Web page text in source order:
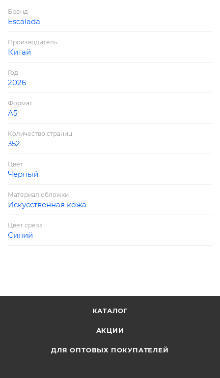
пантоном; закладка/-и: два ляссе; каптал: есть;
форзац: печать пантоном; персонализация
возможна: да; индивидуальная упаковка:
промостикер + ПЭТ-пакет)
Бренд
Escalada
Производитель
Китай
Год
2026
Формат
А5
Количество страниц
352
Цвет
Черный
Материал обложки
Искусственная кожа
Цвет среза
Синий
КАТАЛОГ
АКЦИИ
ДЛЯ ОПТОВЫХ ПОКУПАТЕЛЕЙ